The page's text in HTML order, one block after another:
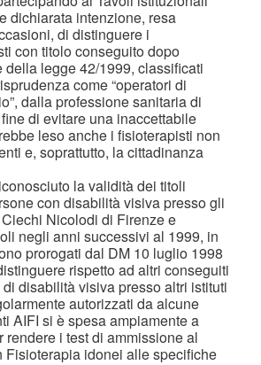
dichiarata intenzione, resa
di distinguere i
con titolo conseguito dopo
della legge 42/1999, classificati
come “operatori di
dalla professione sanitaria di
di evitare una inaccettabile
leso anche i fisioterapisti non
e, soprattutto, la cittadinanza
la validità dei titoli
con disabilità visiva presso gli
Nicolodi di Firenze e
negli anni successivi al 1999, in
prorogati dal DM 10 luglio 1998
rispetto ad altri conseguiti
disabilità visiva presso altri istituti
autorizzati da alcune
AIFI si è spesa ampiamente a
rendere i test di ammissione al
Fisioterapia idonei alle specifiche